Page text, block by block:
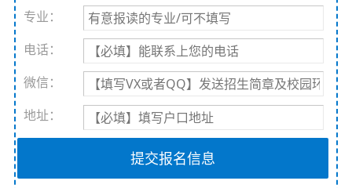
专业：
电话：
微信：
地址：
提交报名信息